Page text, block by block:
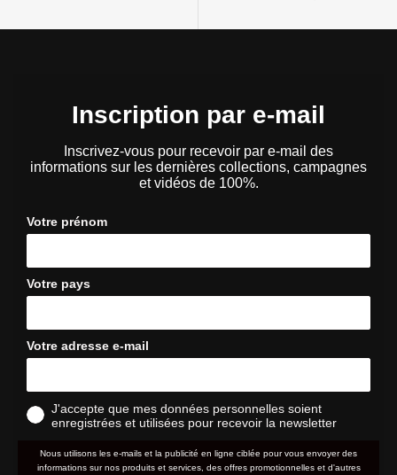
Inscription par e-mail
Inscrivez-vous pour recevoir par e-mail des
informations sur les dernières collections, campagnes
et vidéos de 100%.
Votre prénom
Votre pays
Votre adresse e-mail
J'accepte que mes données personnelles soient
enregistrées et utilisées pour recevoir la newsletter
Nous utilisons les e-mails et la publicité en ligne ciblée pour vous envoyer des
informations sur nos produits et services, des offres promotionnelles et d'autres